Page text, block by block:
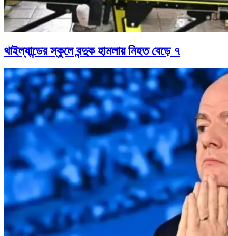
থাইল্যান্ডের স্কুলে বন্দুক হামলায় নিহত বেড়ে ৭